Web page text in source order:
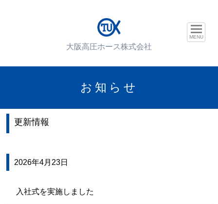
大阪高圧ホース株式会社
MENU
お知らせ
更新情報
2026年4月23日
入社式を実施しました